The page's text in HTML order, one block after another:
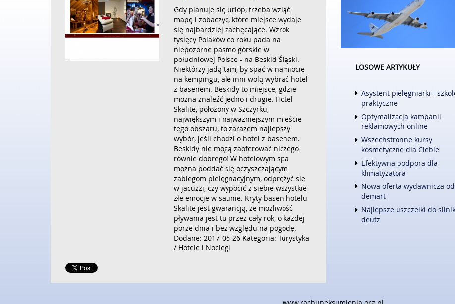
AGENCJE REKLAMOWE
MATERIAŁY REKLAMOWE
INNE AGENCJE
INFORMATYCZNE
FOTOGRAFIA
ADWOKACI, PORADY PRAWNE
ŚLUB I WESELE
WETERYNARYJNE, HODOWLA
SPRZĄTANIE, PORZĄDKOWANIE
SERWIS
OPIEKA
INNE USŁUGI
KURIER, PRZESYŁKI
WEB
OPROGRAMOWANIE
STRONY INTERNETOWE
Gdy planuje się urlop, trzeba wziąć
mapę i zobaczyć, które miejsce wydaje
się najbardziej zachęcające. Wzrok
tysięcy Polaków co roku pada na
niepozorne pasmo górskie w
południowej Polsce - na Beskid Śląski.
Niektórzy jadą tam, by spać w namiocie
na kempingu, ale inni wolą wybrać hotel
z basenem. Beskidy to miejsce, gdzie
można znaleźć jedno i drugie. Hotel
Skalite, położony w Szczyrku,
największym i najważniejszym mieście
tego obszaru, to zarazem najlepszy
wybór, jeśli chodzi o hotel z basenem.
Beskidy nie mogą zaoferować niczego
równie dobrego! W hotelowym spa
można poddać się oczyszczającym
zabiegom pielęgnacyjnym, odprężyć się
w jacuzzi, czy wypocić z siebie wszystkie
złe emocje w saunie. Kryty basen hotelu
Skalite jest gwarancją, że możliwość
pływania jest tu przez cały rok, o każdej
porze dnia i bez względu na pogodę.
Dodane: 2017-06-26 Kategoria: Turystyka
/ Hotele i Noclegi
LOSOWE ARTYKUŁY
Asystent pielęgniarki -
praktyczne
Optymalizacja kampanii
reklamowych online
Wszechstronne kursy
kosmetyczne dla Ciebie
Efektywna podpora dla
klimatyzatora
Nowa oferta wydawnicza od
demart
Najlepsze uszczelki do
deutz